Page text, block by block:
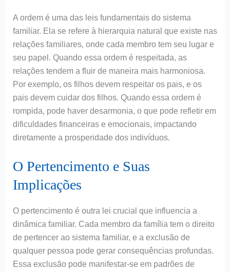
A ordem é uma das leis fundamentais do sistema
familiar. Ela se refere à hierarquia natural que existe nas
relações familiares, onde cada membro tem seu lugar e
seu papel. Quando essa ordem é respeitada, as
relações tendem a fluir de maneira mais harmoniosa.
Por exemplo, os filhos devem respeitar os pais, e os
pais devem cuidar dos filhos. Quando essa ordem é
rompida, pode haver desarmonia, o que pode refletir em
dificuldades financeiras e emocionais, impactando
diretamente a prosperidade dos indivíduos.
O Pertencimento e Suas
Implicações
O pertencimento é outra lei crucial que influencia a
dinâmica familiar. Cada membro da família tem o direito
de pertencer ao sistema familiar, e a exclusão de
qualquer pessoa pode gerar consequências profundas.
Essa exclusão pode manifestar-se em padrões de